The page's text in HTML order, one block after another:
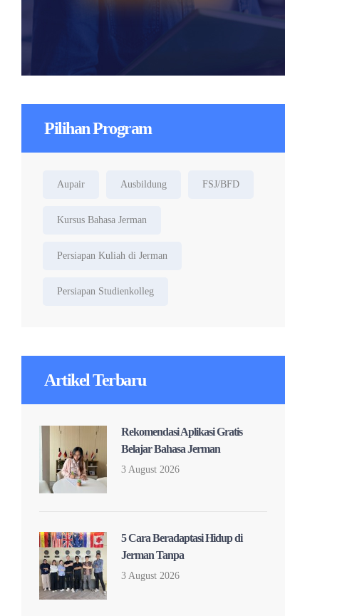
Pilihan Program
Aupair Ausbildung FSJ/BFD
Kursus Bahasa Jerman
Persiapan Kuliah di Jerman
Persiapan Studienkolleg
Artikel Terbaru
Rekomendasi Aplikasi Gratis
Belajar Bahasa Jerman
3 August 2026
5 Cara Beradaptasi Hidup di
Jerman Tanpa
3 August 2026